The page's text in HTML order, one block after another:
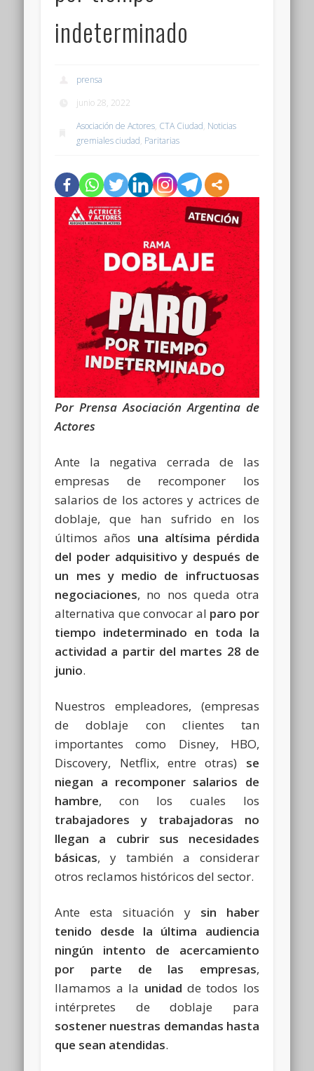
indeterminado
prensa
junio 28, 2022
Asociación de Actores, CTA Ciudad, Noticias
gremiales ciudad, Paritarias
Por Prensa Asociación Argentina de
Actores
Ante la negativa cerrada de las
empresas de recomponer los
salarios de los actores y actrices de
doblaje, que han sufrido en los
últimos años una altísima pérdida
del poder adquisitivo y después de
un mes y medio de infructuosas
negociaciones, no nos queda otra
alternativa que convocar al paro por
tiempo indeterminado en toda la
actividad a partir del martes 28 de
junio.
Nuestros empleadores, (empresas
de doblaje con clientes tan
importantes como Disney, HBO,
Discovery, Netflix, entre otras) se
niegan a recomponer salarios de
hambre, con los cuales los
trabajadores y trabajadoras no
llegan a cubrir sus necesidades
básicas, y también a considerar
otros reclamos históricos del sector.
Ante esta situación y sin haber
tenido desde la última audiencia
ningún intento de acercamiento
por parte de las empresas,
llamamos a la unidad de todos los
intérpretes de doblaje para
sostener nuestras demandas hasta
que sean atendidas.